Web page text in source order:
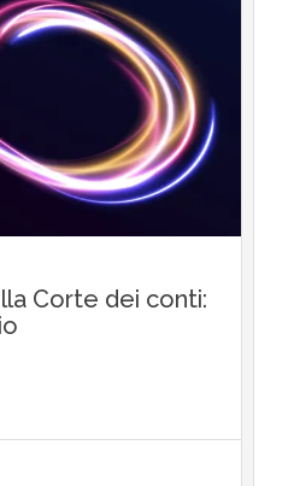
Corte dei conti: